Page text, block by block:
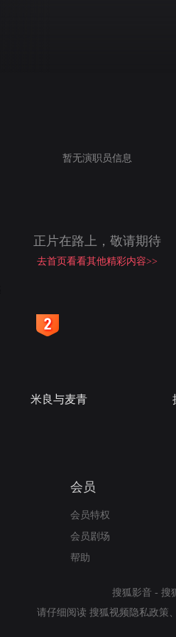
暂无演职员信息
正片在路上，敬请期待
去首页看看其他精彩内容>>
米良与麦青
会员
会员特权
会员剧场
帮助
搜狐影音 - 搜
请仔细阅读 搜狐视频隐私政策 、